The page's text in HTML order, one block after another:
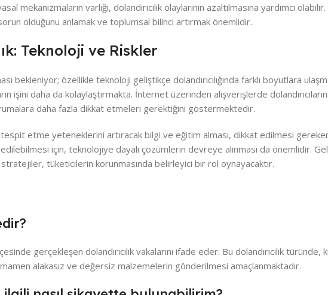
mekanizmaların varlığı, dolandırıcılık olaylarının azaltılmasına yardımcı olabilir.
olduğunu anlamak ve toplumsal bilinci artırmak önemlidir.
Teknoloji ve Riskler
bekleniyor; özellikle teknoloji geliştikçe dolandırıcılığında farklı boyutlara
işini daha da kolaylaştırmakta. İnternet üzerinden alışverişlerde
daha fazla dikkat etmeleri gerektiğini göstermektedir.
tespit etme yeteneklerini artıracak bilgi ve eğitim alması, dikkat edilmesi gereken
için, teknolojiye dayalı çözümlerin devreye alınması da önemlidir.
tüketicilerin korunmasında belirleyici bir rol oynayacaktır.
ilçesinde gerçekleşen dolandırıcılık vakalarını ifade eder. Bu dolandırıcılık
alakasız ve değersiz malzemelerin gönderilmesi amaçlanmaktadır.